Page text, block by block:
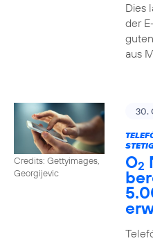
Dies
der
aus
Credits: Gettyimages,
Georgijevic
30.
O2